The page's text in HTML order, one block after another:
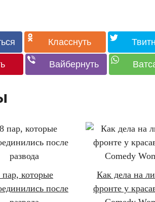
пар, которые
после
Как дела на
фронте у